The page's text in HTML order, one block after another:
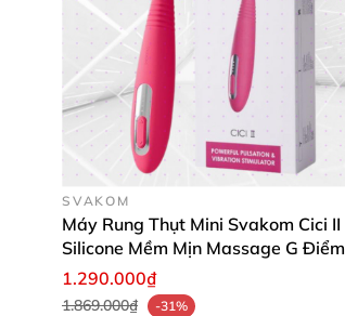
SVAKOM
Máy Rung Thụt Mini Svakom Cici II
Silicone Mềm Mịn Massage G Điểm
1.290.000₫
1.869.000₫
-31%